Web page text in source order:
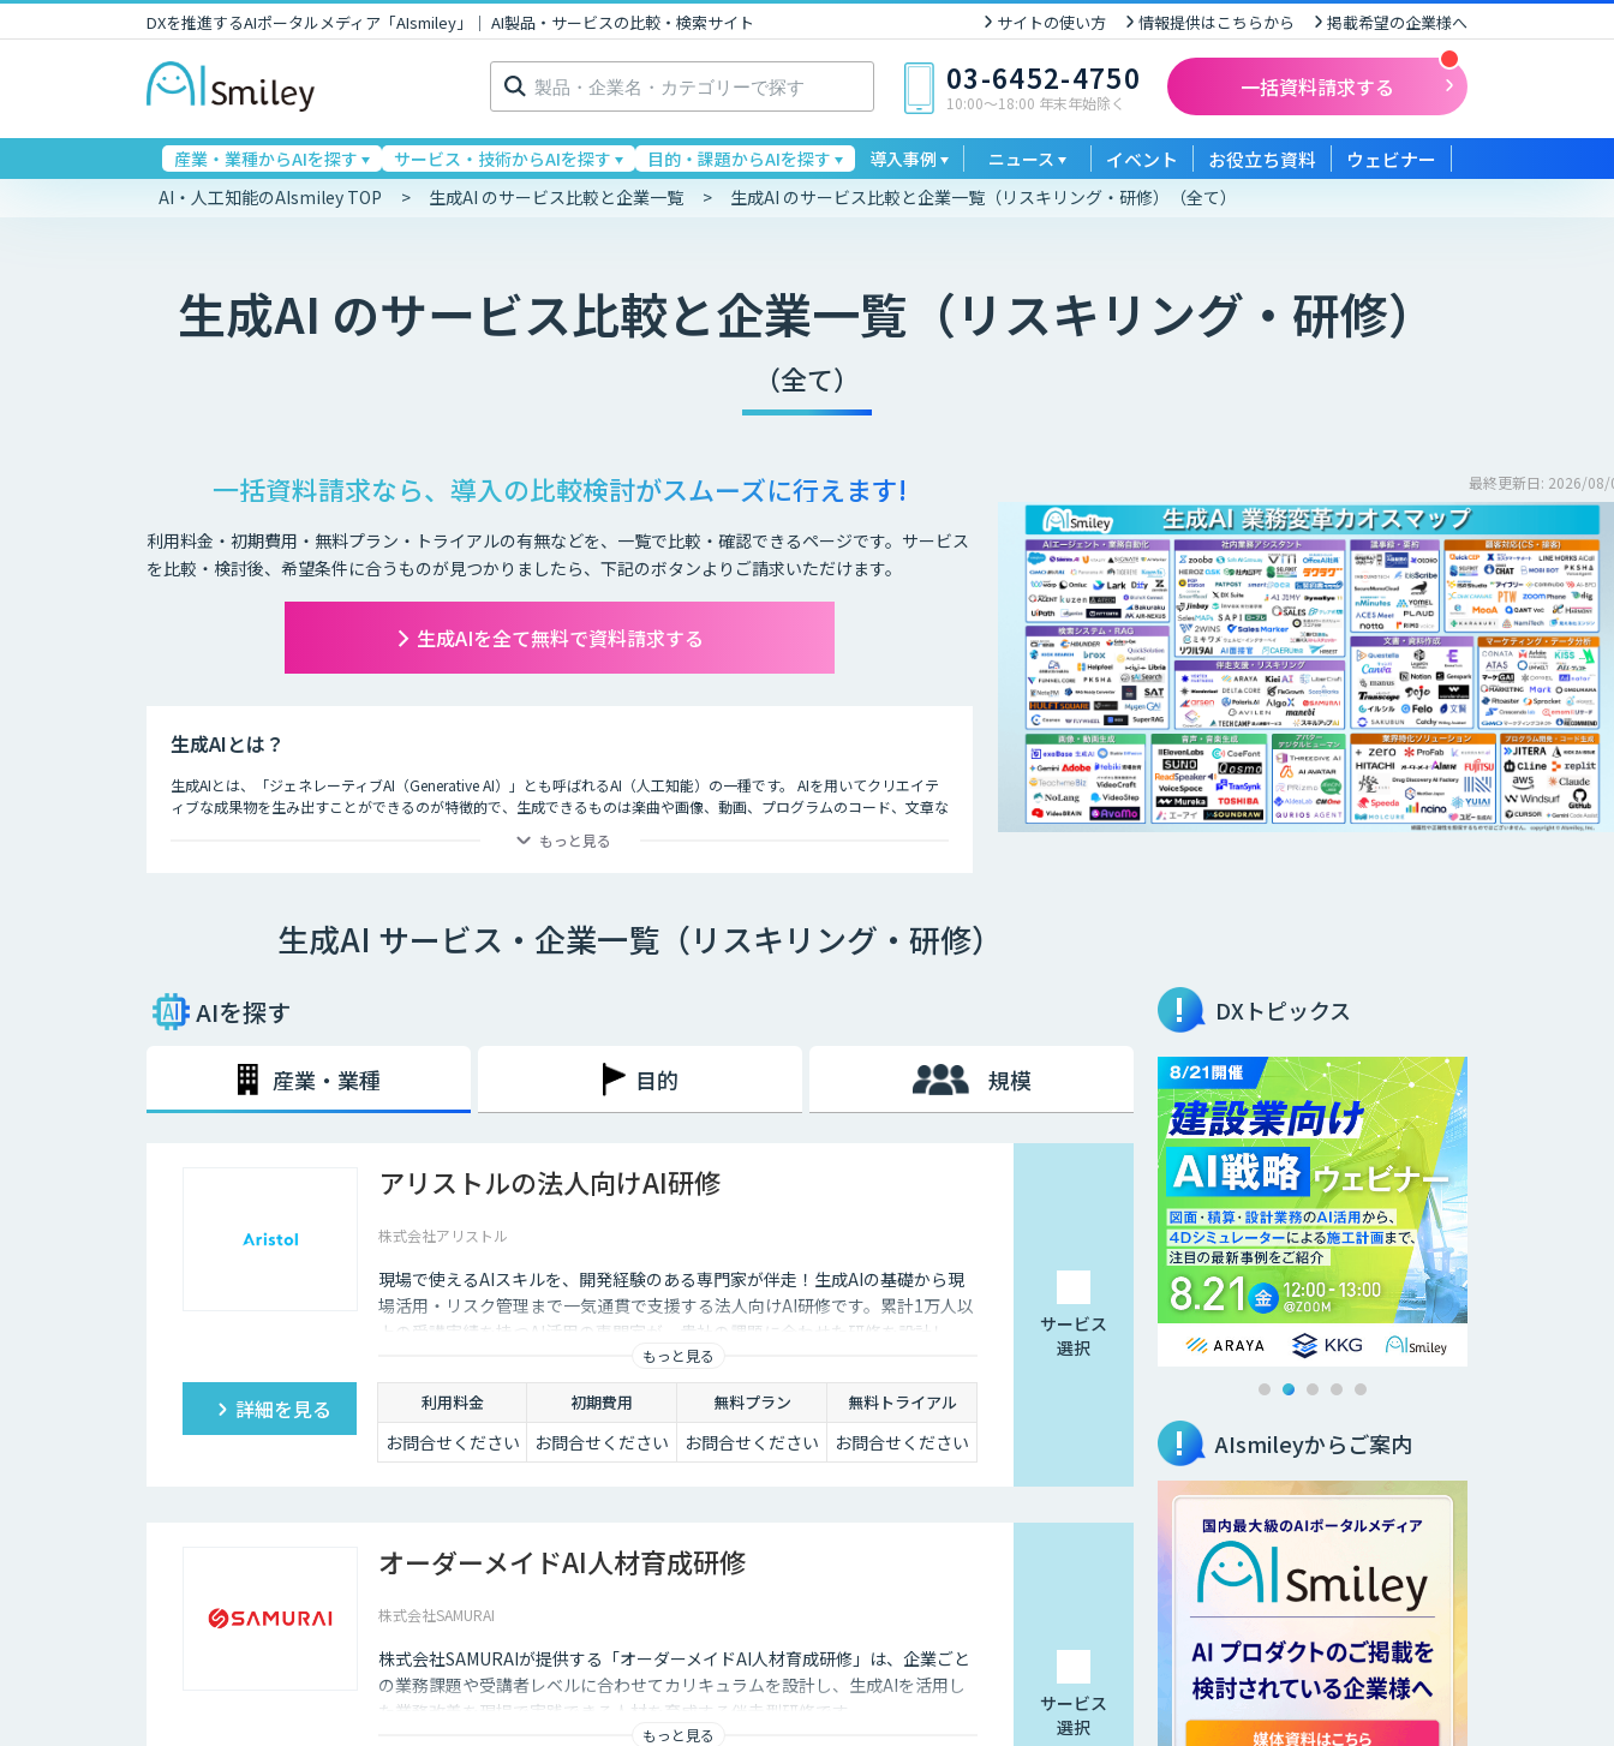
DXを推進するAIポータルメディア「AIsmiley」｜ AI製品・サービスの比較・検索サイト サイトの使い方 情報提供はこちらから 掲載希望の企業様へ
検
索: 03-6452-4750
10:00〜18:00 年末年始除く
一括資料請求する
産業・業種からAIを探す サービス・技術からAIを探す 目的・課題からAIを探す 導入事例 ニュース イベント お役立ち資料 ウェビナー
AI・人工知能のAIsmiley TOP 生成AI のサービス比較と企業一覧 生成AI のサービス比較と企業一覧（リスキリング・研修） （全て）
生成AI のサービス比較と企業一覧（リスキリング・研修）
（全て）
一括資料請求なら、導入の比較検討がスムーズに行えます!
利用料金・初期費用・無料プラン・トライアルの有無などを、一覧で比較・確認できるページです。サービス
を比較・検討後、希望条件に合うものが見つかりましたら、下記のボタンよりご請求いただけます。
生成AIを全て無料で資料請求する
最終更新日: 2026/08/
生成AIとは？
生成AIとは、「ジェネレーティブAI（Generative AI）」とも呼ばれるAI（人工知能）の一種です。 AIを用いてクリエイテ
ィブな成果物を生み出すことができるのが特徴的で、生成できるものは楽曲や画像、動画、プログラムのコード、文章な
もっと見る
生成AI サービス・企業一覧（リスキリング・研修）
AIを探す
産業・業種 目的 規模
アリストルの法人向けAI研修
株式会社アリストル
現場で使えるAIスキルを、開発経験のある専門家が伴走！生成AIの基礎から現
場活用・リスク管理まで一気通貫で支援する法人向けAI研修です。累計1万人以
上の受講実績を持つAI活用の専門家が、貴社の課題に合わせた研修を設計し、
もっと見る
詳細を見る 利用料金 初期費用 無料プラン 無料トライアル
お問合せください お問合せください お問合せください お問合せください
サービス
選択
オーダーメイドAI人材育成研修
株式会社SAMURAI
株式会社SAMURAIが提供する「オーダーメイドAI人材育成研修」は、企業ごと
の業務課題や受講者レベルに合わせてカリキュラムを設計し、生成AIを活用し
た業務改善を現場で実践できる人材を育成する伴走型研修です。
もっと見る
サービス
選択
DXトピックス
AIsmileyからご案内